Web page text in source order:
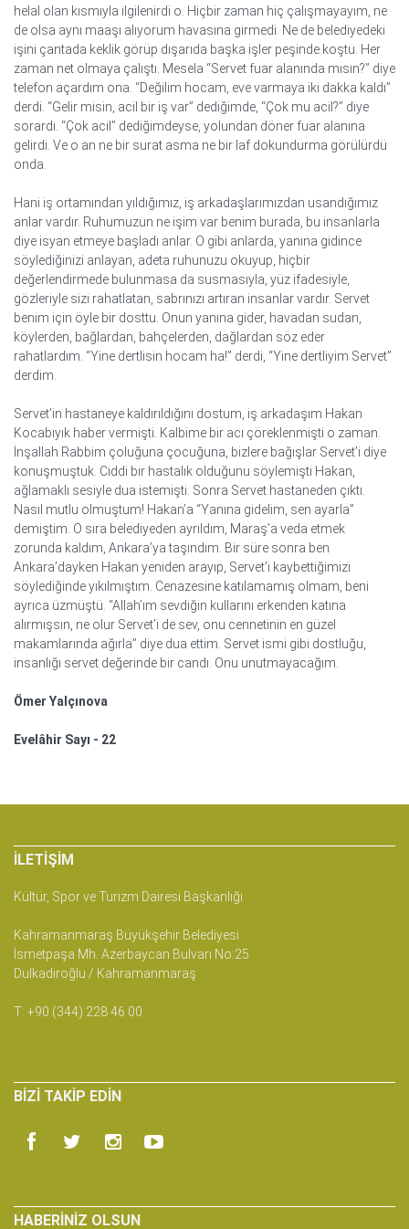
helal olan kısmıyla ilgilenirdi o. Hiçbir zaman hiç çalışmayayım, ne
de olsa aynı maaşı alıyorum havasına girmedi. Ne de belediyedeki
işini çantada keklik görüp dışarıda başka işler peşinde koştu. Her
zaman net olmaya çalıştı. Mesela “Servet fuar alanında mısın?” diye
telefon açardım ona. “Değilim hocam, eve varmaya iki dakka kaldı”
derdi. “Gelir misin, acil bir iş var” dediğimde, “Çok mu acil?” diye
sorardı. “Çok acil” dediğimdeyse, yolundan döner fuar alanına
gelirdi. Ve o an ne bir surat asma ne bir laf dokundurma görülürdü
onda.
Hani iş ortamından yıldığımız, iş arkadaşlarımızdan usandığımız
anlar vardır. Ruhumuzun ne işim var benim burada, bu insanlarla
diye isyan etmeye başladı anlar. O gibi anlarda, yanına gidince
söylediğinizi anlayan, adeta ruhunuzu okuyup, hiçbir
değerlendirmede bulunmasa da susmasıyla, yüz ifadesiyle,
gözleriyle sizi rahatlatan, sabrınızı artıran insanlar vardır. Servet
benim için öyle bir dosttu. Onun yanına gider, havadan sudan,
köylerden, bağlardan, bahçelerden, dağlardan söz eder
rahatlardım. “Yine dertlisin hocam ha!” derdi, “Yine dertliyim Servet”
derdim.
Servet’in hastaneye kaldırıldığını dostum, iş arkadaşım Hakan
Kocabıyık haber vermişti. Kalbime bir acı çöreklenmişti o zaman.
İnşallah Rabbim çoluğuna çocuğuna, bizlere bağışlar Servet’i diye
konuşmuştuk. Ciddi bir hastalık olduğunu söylemişti Hakan,
ağlamaklı sesiyle dua istemişti. Sonra Servet hastaneden çıktı.
Nasıl mutlu olmuştum! Hakan’a “Yanına gidelim, sen ayarla”
demiştim. O sıra belediyeden ayrıldım, Maraş’a veda etmek
zorunda kaldım, Ankara’ya taşındım. Bir süre sonra ben
Ankara’dayken Hakan yeniden arayıp, Servet’i kaybettiğimizi
söylediğinde yıkılmıştım. Cenazesine katılamamış olmam, beni
ayrıca üzmüştü. “Allah’ım sevdiğin kullarını erkenden katına
alırmışsın, ne olur Servet’i de sev, onu cennetinin en güzel
makamlarında ağırla” diye dua ettim. Servet ismi gibi dostluğu,
insanlığı servet değerinde bir candı. Onu unutmayacağım.
Ömer Yalçınova
Evelâhir Sayı - 22
İLETIŞIM
Kültür, Spor ve Turizm Dairesi Başkanlığı
Kahramanmaraş Büyükşehir Belediyesi
İsmetpaşa Mh. Azerbaycan Bulvarı No:25
Dulkadiroğlu / Kahramanmaraş
T: +90 (344) 228 46 00
BIZI TAKIP EDIN
HABERINIZ OLSUN